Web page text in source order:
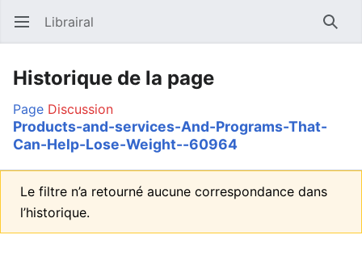
Ouvrir le menu principal Librairal
Historique de la page
Page Discussion
Products-and-services-And-Programs-That-
Can-Help-Lose-Weight--60964
Le filtre n’a retourné aucune correspondance dans
l’historique.